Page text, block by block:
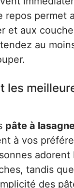
repos permet
et aux
au
les
pâte à
à vos
adorent
tandis que
des